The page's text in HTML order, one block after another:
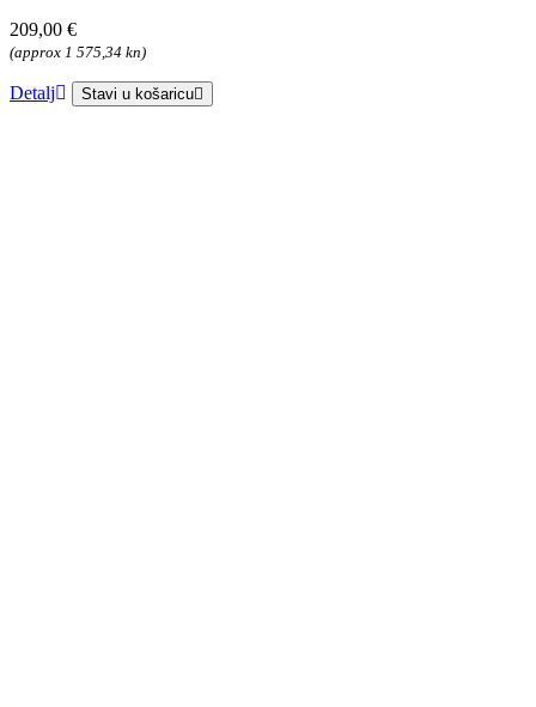
209,00 €
(approx 1 575,34 kn)
Detalj Stavi u košaricu